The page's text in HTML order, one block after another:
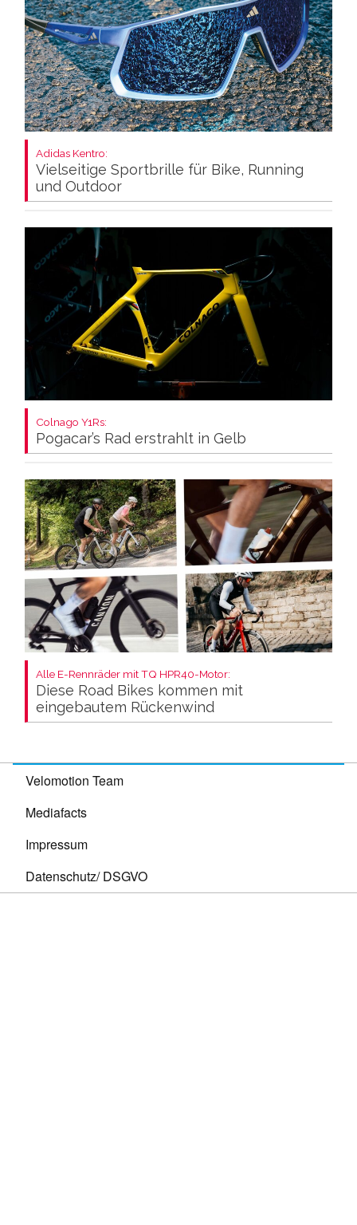
Adidas Kentro:
Vielseitige Sportbrille für Bike, Running
und Outdoor
Colnago Y1Rs:
Pogacar’s Rad erstrahlt in Gelb
Alle E-Rennräder mit TQ HPR40-Motor:
Diese Road Bikes kommen mit
eingebautem Rückenwind
Velomotion Team
Mediafacts
Impressum
Datenschutz/ DSGVO